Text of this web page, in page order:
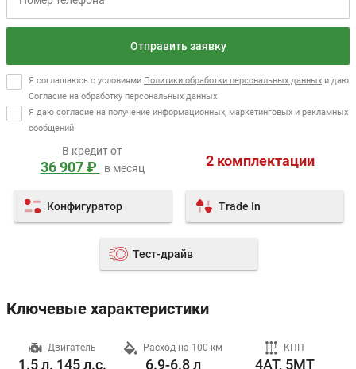
Отправить заявку
Я соглашаюсь с условиями Политики обработки персональных данных и даю
Согласие на обработку персональных данных
Я даю согласие на получение информационных, маркетинговых и рекламных
сообщений
2 комплектации
Конфигуратор Trade In
Тест-драйв
В кредит от
36 907 ₽ в месяц
Ключевые характеристики
Двигатель
1.5 л. 145 л.с.
Расход на 100 км
6.9-6.8 л
КПП
4AT, 5MT